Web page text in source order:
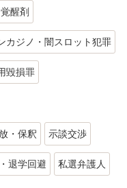
醒剤
カジノ・闇スロット犯罪
毀損罪
・保釈 示談交渉
退学回避 私選弁護人